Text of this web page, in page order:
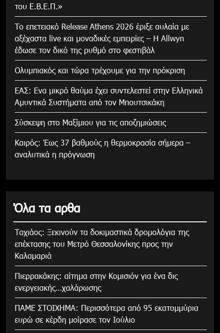
του Ε.Β.Ε.Π.»
Το επετειακό Release Athens 2026 έριξε αυλαία με
αξέχαστα live και μοναδικές εμπειρίες – Η Allwyn
έδωσε τον δικό της ρυθμό στο φεστιβάλ
Ολυμπιακός και τώρα τρέχουμε για την πρόκριση
ΕΑΣ: Ενα μικρό θαύμα έχει συντελεστεί στην Ελληνικά
Αμυντικά Συστήματα από τον Μπουτσικάκη
Σύσκεψη στο Μαξίμιου για τις αποζημιώσεις
Καιρός: Έως 37 βαθμούς η θερμοκρασία σήμερα –
αναλυτικά η πρόγνωση
Όλα τα αρθα
Tαχιάος: Ξεκινούν τα δοκιμαστικά δρομολόγια της
επέκτασης του Μετρό Θεσσαλονίκης προς την
Καλαμαριά
Πιερρακάκης: αίτημα στην Κομισιόν για ένα δις
ενεργειακής…χαλάρωσης
ΠΑΜΕ ΣΤΟΙΧΗΜΑ: Περισσότερα από 95 εκατομμύρια
ευρώ σε κέρδη μοίρασε τον Ιούλιο